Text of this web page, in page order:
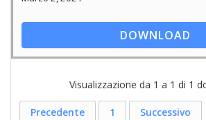
DOWNLOAD
Visualizzazione da 1 a 1 di 1
Precedente 1 Successivo